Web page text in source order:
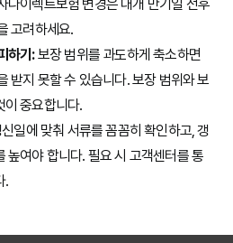
다이렉트보험 변경은 대개 만기일 전후
고려하세요.
하기:보장 범위를 과도하게 축소하면
받지 못할 수 있습니다. 보장 범위와 보
이 중요합니다.
일에 맞춰 서류를 꼼꼼히 확인하고, 갱
높여야 합니다. 필요 시 고객센터를 통
.